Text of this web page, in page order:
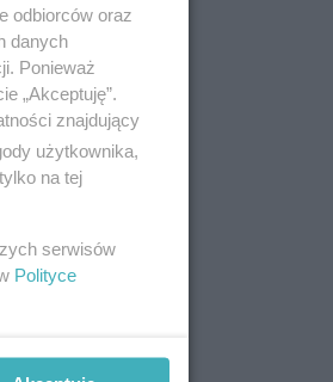
odbiorców oraz
danych
Ponieważ
„Akceptuję”.
znajdujący
użytkownika,
na tej
serwisów
Polityce